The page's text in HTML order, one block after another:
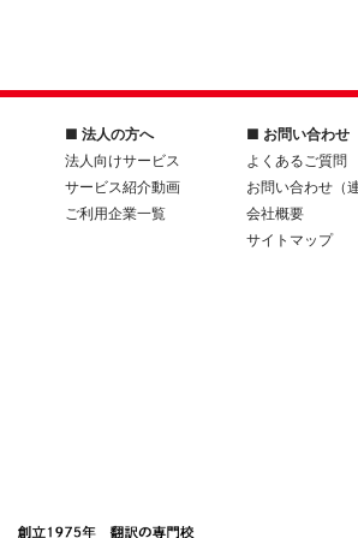
■ 法人の方へ
法人向けサービス
サービス紹介動画
ご利用企業一覧
■ お問い合わせ
よくあるご質問
お問い合わせ（
会社概要
サイトマップ